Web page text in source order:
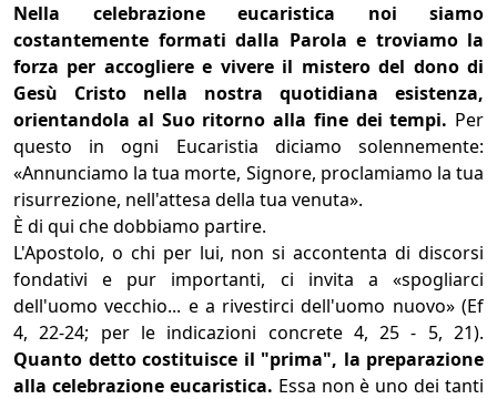
Nella celebrazione eucaristica noi siamo
costantemente formati dalla Parola e troviamo la
forza per accogliere e vivere il mistero del dono di
Gesù Cristo nella nostra quotidiana esistenza,
orientandola al Suo ritorno alla fine dei tempi. Per
questo in ogni Eucaristia diciamo solennemente:
«Annunciamo la tua morte, Signore, proclamiamo la tua
risurrezione, nell'attesa della tua venuta».
È di qui che dobbiamo partire.
L'Apostolo, o chi per lui, non si accontenta di discorsi
fondativi e pur importanti, ci invita a «spogliarci
dell'uomo vecchio... e a rivestirci dell'uomo nuovo» (Ef
4, 22-24; per le indicazioni concrete 4, 25 - 5, 21).
Quanto detto costituisce il "prima", la preparazione
alla celebrazione eucaristica. Essa non è uno dei tanti